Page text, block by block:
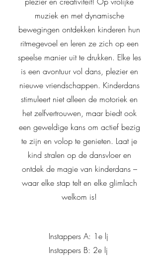
muziek en met dynamische
bewegingen ontdekken kinderen hun
ritmegevoel en leren ze zich op een
speelse manier uit te drukken. Elke les
is een avontuur vol dans, plezier en
nieuwe vriendschappen. Kinderdans
stimuleert niet alleen de motoriek en
het zelfvertrouwen, maar biedt ook
een geweldige kans om actief bezig
te zijn en volop te genieten. Laat je
kind stralen op de dansvloer en
ontdek de magie van kinderdans –
waar elke stap telt en elke glimlach
welkom is!
Instappers A: 1e lj
Instappers B: 2e lj